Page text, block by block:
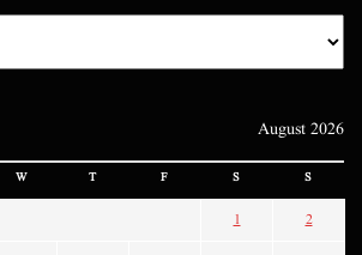
August 2026
W T F S S
1 2